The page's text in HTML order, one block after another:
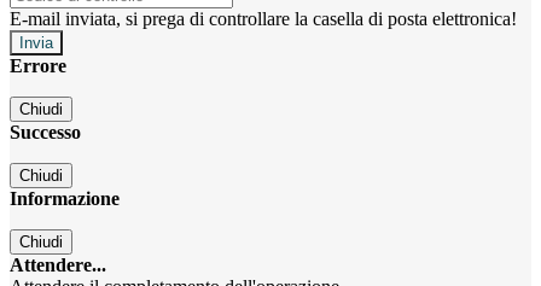
E-mail inviata, si prega di controllare la casella di posta elettronica!
Errore
Chiudi
Successo
Chiudi
Informazione
Chiudi
Attendere...